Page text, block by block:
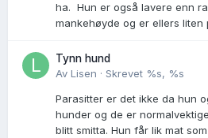
ha. Hun er også lavere enn
mankehøyde og er ellers liten
Tynn hund
Av Lisen · Skrevet %s, %s
Parasitter er det ikke da hun
hunder og de er
blitt smitta. Hun får lik mat